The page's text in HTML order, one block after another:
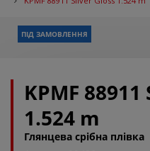
ПІД ЗАМОВЛЕННЯ
KPMF
1.524 m
Глянцева срібна плівка